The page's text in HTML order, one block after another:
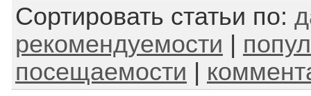
Сортировать статьи по:
рекомендуемости
посещаемости